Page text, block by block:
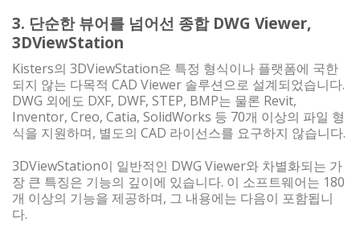
3. 단순한 뷰어를 넘어선 종합 DWG Viewer,
3DViewStation
Kisters의 3DViewStation은 특정 형식이나 플랫폼에 국한
되지 않는 다목적 CAD Viewer 솔루션으로 설계되었습니다.
DWG 외에도 DXF, DWF, STEP, BMP는 물론 Revit,
Inventor, Creo, Catia, SolidWorks 등 70개 이상의 파일 형
식을 지원하며, 별도의 CAD 라이선스를 요구하지 않습니다.
3DViewStation이 일반적인 DWG Viewer와 차별화되는 가
장 큰 특징은 기능의 깊이에 있습니다. 이 소프트웨어는 180
개 이상의 기능을 제공하며, 그 내용에는 다음이 포함됩니
다.